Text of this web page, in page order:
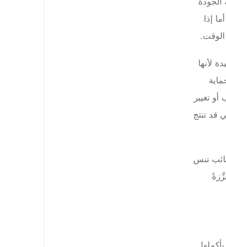
إذا
لأنها
تغيير
قد تنتج
تنس